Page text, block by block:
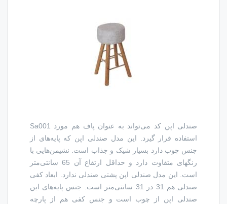
صندلی اپن کد می‌تواند به عنوان پاف هم مورد
استفاده قرار گیرد. این مدل صندلی اپن که پایه‌های از
جنس چوب دارد بسیار شیک و جذاب است. نشیمن‌هایی با
رنگهای متفاوت دارد و حداقل ارتفاع آن 65 سانتی‌متر
است. این مدل صندلی اپن پشتی صندلی ندارد. ابعاد کفی
صندلی هم 31 در 31 سانتی‌متر است. جنس پایه‌های این
صندلی اپن از چوب است و جنس کفی هم از پارچه